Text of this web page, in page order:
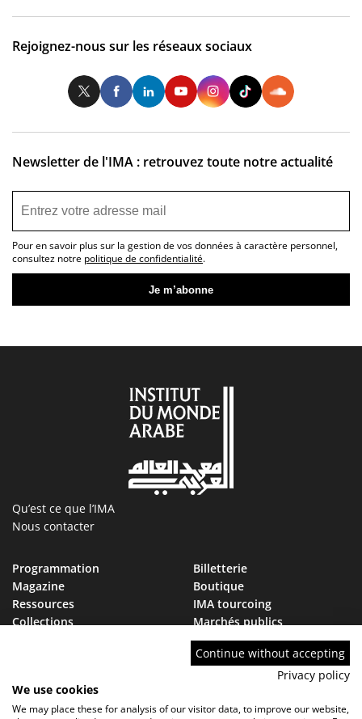
Rejoignez-nous sur les réseaux sociaux
TwitterFacebookLinkedInYoutubeInstagram
Newsletter de l'IMA : retrouvez toute notre actualité
Pour en savoir plus sur la gestion de vos données à caractère personnel,
consultez notre politique de confidentialité.
Qu’est ce que l’IMA
Nous contacter
Programmation
Magazine
Ressources
Collections
Billetterie
Boutique
IMA tourcoing
Marchés publics
Nous rejoindre
Continue without accepting
Privacy policy
We use cookies
We may place these for analysis of our visitor data, to improve our website,